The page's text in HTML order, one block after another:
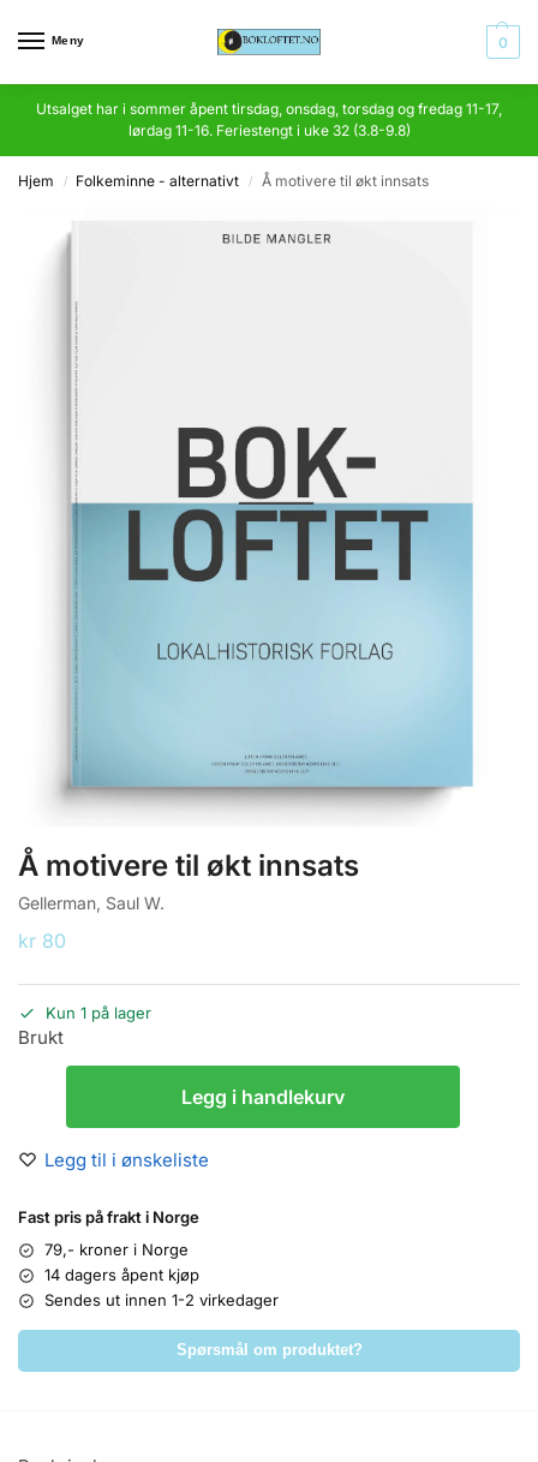
Meny 0
Utsalget har i sommer åpent tirsdag, onsdag, torsdag og fredag 11-17,
lørdag 11-16. Feriestengt i uke 32 (3.8-9.8)
Hjem / Folkeminne - alternativt / Å motivere til økt innsats
Å motivere til økt innsats
Gellerman, Saul W.
kr 80
Kun 1 på lager
Brukt
Legg i handlekurv
Legg til i ønskeliste
Fast pris på frakt i Norge
79,- kroner i Norge
14 dagers åpent kjøp
Sendes ut innen 1-2 virkedager
Spørsmål om produktet?